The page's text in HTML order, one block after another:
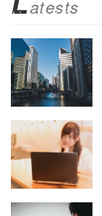
biz.jp/public_ht
ml/wp-
content/themes
/tapbiz_theme/
parts/sns-
buttons.php on
line10
/1050253"
atests